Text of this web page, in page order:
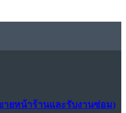
ายหน้าร้านและรับงานซ่อม)